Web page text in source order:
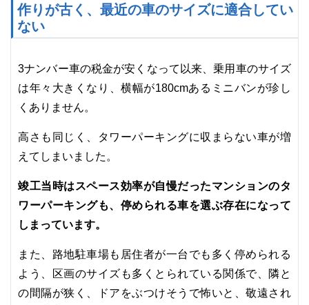
作りが古く、最近の車のサイズに適合してい
ない
3ナンバー車の税金が安くなって以来、乗用車のサイズ
は年々大きくなり、横幅が180cmあるミニバンが珍し
くありません。
高さも同じく、タワーパーキングに収まらない車が増
えてしまいました。
竣工当時はスペース効率が自慢だったマンションのタ
ワーパーキングも、停められる車を選ぶ存在になって
しまっています。
また、路地駐車場も居住者が一台でも多く停められる
よう、区画のサイズも多くとられている関係で、隣と
の間隔が狭く、ドアをぶつけそうで怖いと、敬遠され